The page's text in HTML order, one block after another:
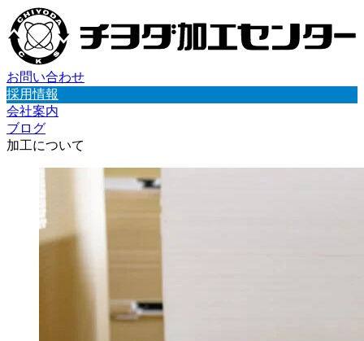
お問い合わせ
採用情報
会社案内
ブログ
加工について